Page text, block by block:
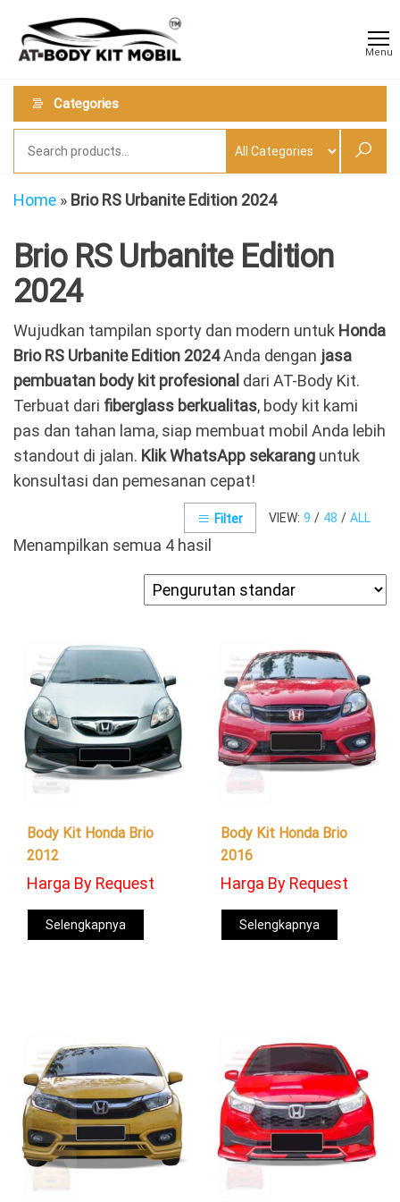
the
content
Kit
Mobil
Menu
Categories
Home » Brio RS Urbanite Edition 2024
Brio RS Urbanite Edition
2024
Wujudkan tampilan sporty dan modern untuk Honda
Brio RS Urbanite Edition 2024Anda dengan jasa
pembuatan body kit profesional dari AT-Body Kit.
Terbuat dari fiberglass berkualitas, body kit kami
pas dan tahan lama, siap membuat mobil Anda lebih
standout di jalan. Klik WhatsApp sekarang untuk
konsultasi dan pemesanan cepat!
VIEW: 9 / 48 / ALL
Filter
Menampilkan semua 4 hasil
Body Kit Honda Brio
2012
Harga By Request
Selengkapnya
Body Kit Honda Brio
2016
Harga By Request
Selengkapnya